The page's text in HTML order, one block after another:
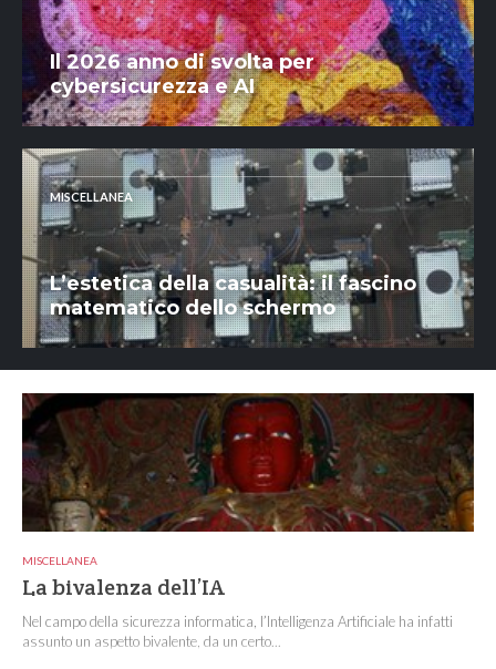
Il 2026 anno di svolta per
cybersicurezza e AI
MISCELLANEA
L’estetica della casualità: il fascino
matematico dello schermo
MISCELLANEA
La bivalenza dell’IA
Nel campo della sicurezza informatica, l’Intelligenza Artificiale ha infatti
assunto un aspetto bivalente, da un certo...